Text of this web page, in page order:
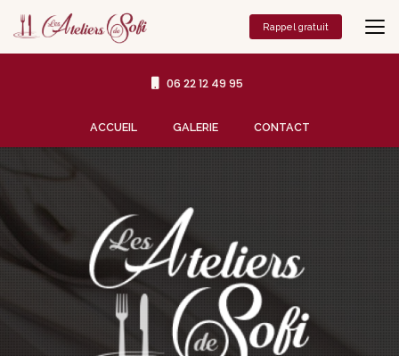
contenu
principal
06 22 12 49 95
ACCUEIL GALERIE CONTACT
Rappel gratuit